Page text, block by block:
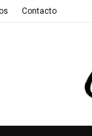
Contacto